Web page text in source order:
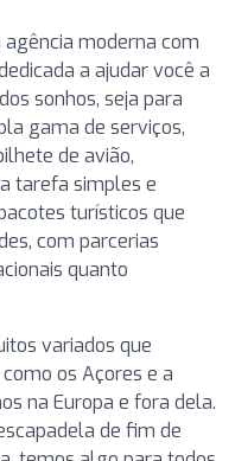
moderna com
a ajudar você a
sonhos, seja para
gama de serviços,
de avião,
tarefa simples e
turísticos que
com parcerias
quanto
variados que
os Açores e a
na Europa e fora dela.
de fim de